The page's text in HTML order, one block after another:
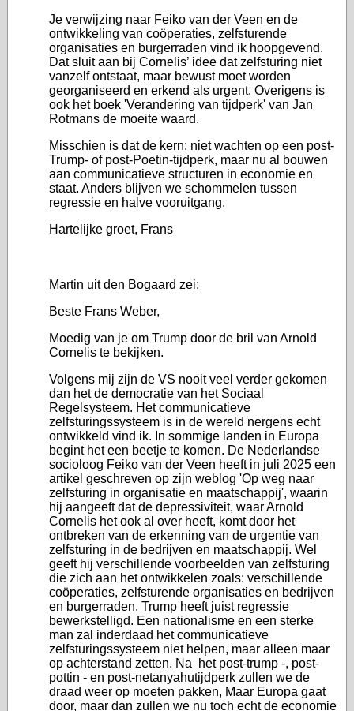
Je verwijzing naar Feiko van der Veen en de
ontwikkeling van coöperaties, zelfsturende
organisaties en burgerraden vind ik hoopgevend.
Dat sluit aan bij Cornelis’ idee dat zelfsturing niet
vanzelf ontstaat, maar bewust moet worden
georganiseerd en erkend als urgent. Overigens is
ook het boek 'Verandering van tijdperk' van Jan
Rotmans de moeite waard.
Misschien is dat de kern: niet wachten op een post-
Trump- of post-Poetin-tijdperk, maar nu al bouwen
aan communicatieve structuren in economie en
staat. Anders blijven we schommelen tussen
regressie en halve vooruitgang.
Hartelijke groet, Frans
Martin uit den Bogaard zei:
Beste Frans Weber,
Moedig van je om Trump door de bril van Arnold
Cornelis te bekijken.
Volgens mij zijn de VS nooit veel verder gekomen
dan het de democratie van het Sociaal
Regelsysteem. Het communicatieve
zelfsturingssysteem is in de wereld nergens echt
ontwikkeld vind ik. In sommige landen in Europa
begint het een beetje te komen. De Nederlandse
socioloog Feiko van der Veen heeft in juli 2025 een
artikel geschreven op zijn weblog 'Op weg naar
zelfsturing in organisatie en maatschappij', waarin
hij aangeeft dat de depressiviteit, waar Arnold
Cornelis het ook al over heeft, komt door het
ontbreken van de erkenning van de urgentie van
zelfsturing in de bedrijven en maatschappij. Wel
geeft hij verschillende voorbeelden van zelfsturing
die zich aan het ontwikkelen zoals: verschillende
coöperaties, zelfsturende organisaties en bedrijven
en burgerraden. Trump heeft juist regressie
bewerkstelligd. Een nationalisme en een sterke
man zal inderdaad het communicatieve
zelfsturingssysteem niet helpen, maar alleen maar
op achterstand zetten. Na het post-trump -, post-
pottin - en post-netanyahutijdperk zullen we de
draad weer op moeten pakken, Maar Europa gaat
door, maar dan zullen we nu toch echt de economie